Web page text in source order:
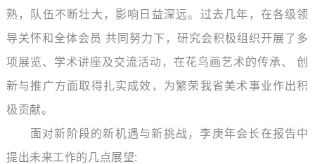
熟，队伍不断壮大，影响日益深远。过去几年，在各级领
导关怀和全体会员 共同努力下，研究会积极组织开展了多
项展览、学术讲座及交流活动，在花鸟画艺术的传承、 创
新与推广方面取得扎实成效，为繁荣我省美术事业作出积
极贡献。
面对新阶段的新机遇与新挑战，李庚年会长在报告中
提出未来工作的几点展望: